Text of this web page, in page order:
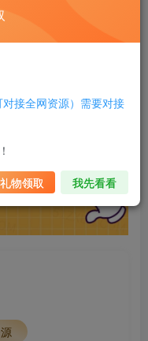
接全网资源）需要对接
礼物领取 我先看看